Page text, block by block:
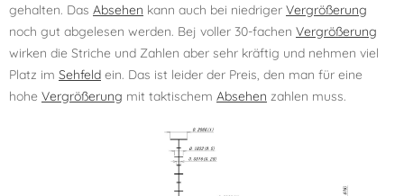
gehalten. Das Absehen kann auch bei niedriger Vergrößerung
noch gut abgelesen werden. Bej voller 30-fachen Vergrößerung
wirken die Striche und Zahlen aber sehr kräftig und nehmen viel
Platz im Sehfeld ein. Das ist leider der Preis, den man für eine
hohe Vergrößerung mit taktischem Absehen zahlen muss.